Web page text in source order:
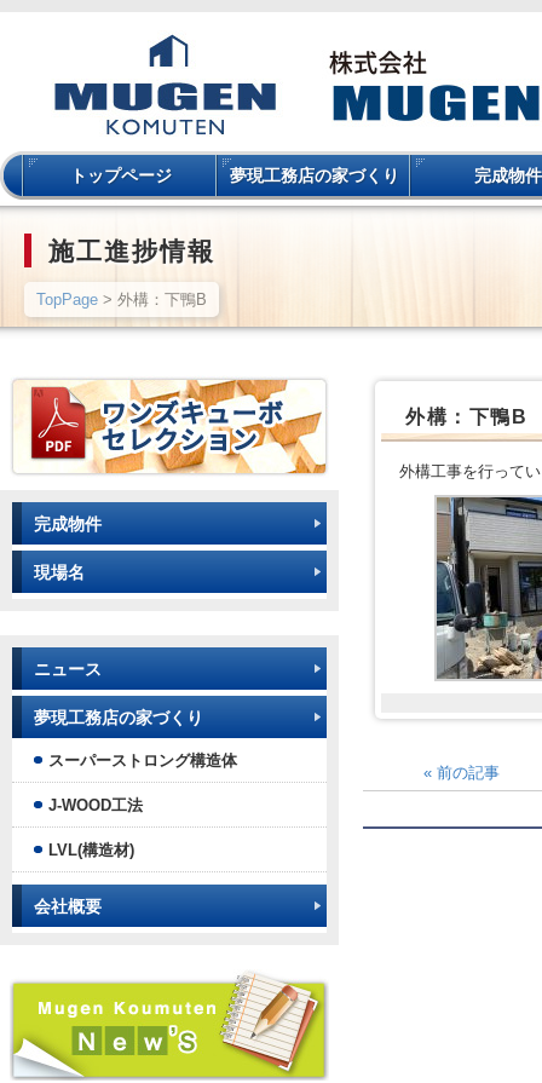
トップページ 夢現工務店の家づくり 完成物件
施工進捗情報
TopPage > 外構：下鴨B
外構：下鴨B
外構工事を行って
« 前の記事
完成物件
現場名
ニュース
夢現工務店の家づくり
スーパーストロング構造体
J-WOOD工法
LVL(構造材)
会社概要